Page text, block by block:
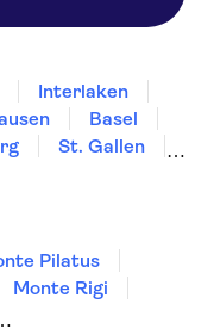
Interlaken
Basel
St. Gallen
Pilatus
Monte Rigi